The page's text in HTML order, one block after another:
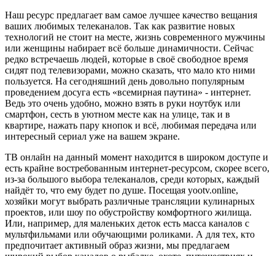
Наш ресурс предлагает вам самое лучшее качество вещания
ваших любимых телеканалов. Так как развитие новых
технологий не стоит на месте, жизнь современного мужчины
или женщины набирает всё больше динамичности. Сейчас
редко встречаешь людей, которые в своё свободное время
сидят под телевизорами, можно сказать, что мало кто ними
пользуется. На сегодняшний день довольно популярным
проведением досуга есть «всемирная паутина» - интернет.
Ведь это очень удобно, можно взять в руки ноутбук или
смартфон, сесть в уютном месте как на улице, так и в
квартире, нажать пару кнопок и всё, любимая передача или
интересный сериал уже на вашем экране.
ТВ онлайн на данный момент находится в широком доступе и
есть крайне востребованным интернет-ресурсом, скорее всего,
из-за большого выбора телеканалов, среди которых, каждый
найдёт то, что ему будет по душе. Посещая yootv.online,
хозяйки могут выбрать различные трансляции кулинарных
проектов, или шоу по обустройству комфортного жилища.
Или, например, для маленьких деток есть масса каналов с
мультфильмами или обучающими роликами. А для тех, кто
предпочитает активный образ жизни, мы предлагаем